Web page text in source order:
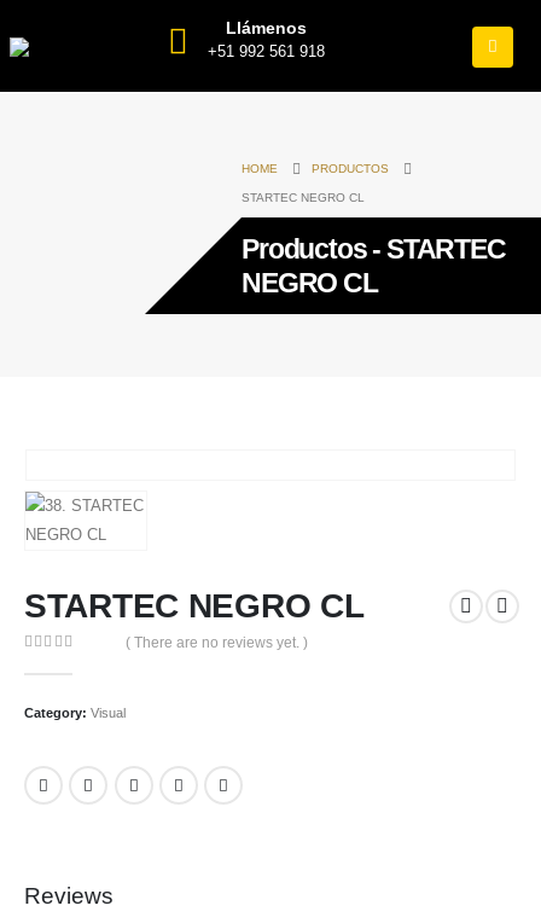
Llámenos
+51 992 561 918
HOME PRODUCTOS
STARTEC NEGRO CL
Productos - STARTEC
NEGRO CL
STARTEC NEGRO CL
( There are no reviews yet. )
Category: Visual
Reviews